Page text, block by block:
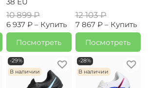
10 899 ₽
6 937 ₽ – Купить
Посмотреть
12 103 ₽
7 867 ₽ – Купить
Посмотреть
-29%
В наличии
-28%
В наличии